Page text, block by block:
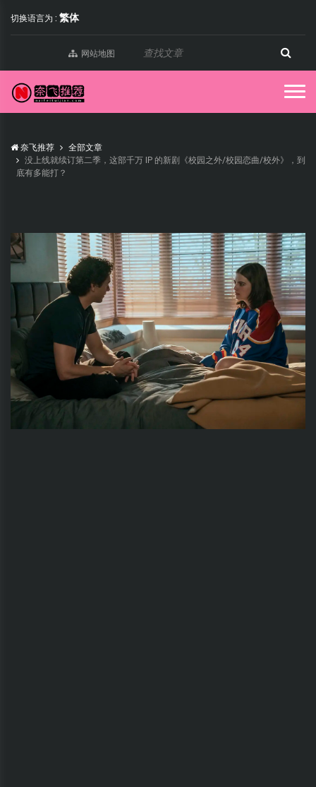
切换语言为 : 繁体
网站地图
奈飞推荐
全部文章
没上线就续订第二季，这部千万 IP 的新剧《校园之外/校园恋曲/校外》，到
底有多能打？